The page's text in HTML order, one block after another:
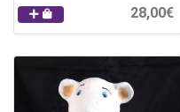
28,00€